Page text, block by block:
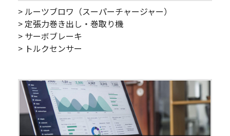
> ルーツブロワ（スーパーチャージャー）
> 定張力巻き出し・巻取り機
> サーボブレーキ
> トルクセンサー